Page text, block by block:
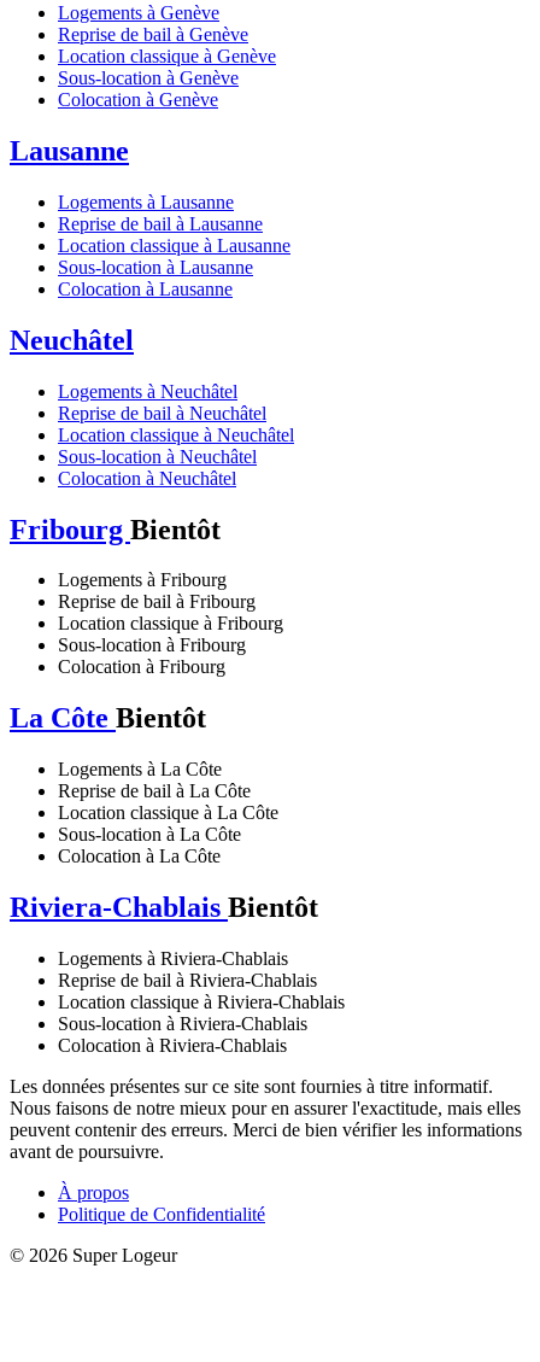
Logements à Genève
Reprise de bail à Genève
Location classique à Genève
Sous-location à Genève
Colocation à Genève
Lausanne
Logements à Lausanne
Reprise de bail à Lausanne
Location classique à Lausanne
Sous-location à Lausanne
Colocation à Lausanne
Neuchâtel
Logements à Neuchâtel
Reprise de bail à Neuchâtel
Location classique à Neuchâtel
Sous-location à Neuchâtel
Colocation à Neuchâtel
Fribourg Bientôt
Logements à Fribourg
Reprise de bail à Fribourg
Location classique à Fribourg
Sous-location à Fribourg
Colocation à Fribourg
La Côte Bientôt
Logements à La Côte
Reprise de bail à La Côte
Location classique à La Côte
Sous-location à La Côte
Colocation à La Côte
Riviera-Chablais Bientôt
Logements à Riviera-Chablais
Reprise de bail à Riviera-Chablais
Location classique à Riviera-Chablais
Sous-location à Riviera-Chablais
Colocation à Riviera-Chablais
Les données présentes sur ce site sont fournies à titre informatif.
Nous faisons de notre mieux pour en assurer l'exactitude, mais elles
peuvent contenir des erreurs. Merci de bien vérifier les informations
avant de poursuivre.
À propos
Politique de Confidentialité
© 2026 Super Logeur